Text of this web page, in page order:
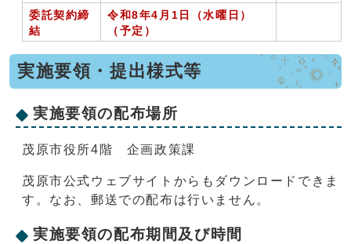
委託契約締
結
令和8年4月1日（水曜日）
（予定）
実施要領・提出様式等
実施要領の配布場所
茂原市役所4階 企画政策課
茂原市公式ウェブサイトからもダウンロードできま
す。なお、郵送での配布は行いません。
実施要領の配布期間及び時間